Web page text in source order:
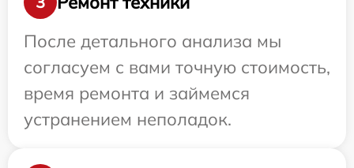
После детального анализа мы
согласуем с вами точную стоимость,
время ремонта и займемся
устранением неполадок.